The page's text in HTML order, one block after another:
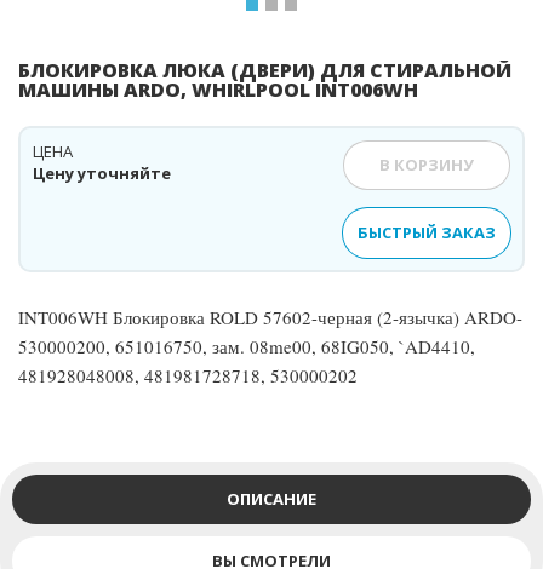
БЛОКИРОВКА ЛЮКА (ДВЕРИ) ДЛЯ СТИРАЛЬНОЙ
МАШИНЫ ARDO, WHIRLPOOL INT006WH
Цену уточняйте
ЦЕНА
В КОРЗИНУ
БЫСТРЫЙ ЗАКАЗ
INT006WH Блокировка ROLD 57602-черная (2-язычка) ARDO-
530000200, 651016750, зам. 08me00, 68IG050, `AD4410,
481928048008, 481981728718, 530000202
ОПИСАНИЕ
ВЫ СМОТРЕЛИ